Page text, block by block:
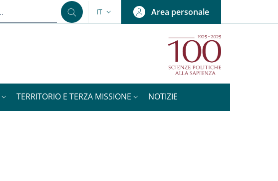
SELETTORE LINGUA: CURRENT LANGUAGE
IT Area personale
TERRITORIO E TERZA MISSIONE NOTIZIE